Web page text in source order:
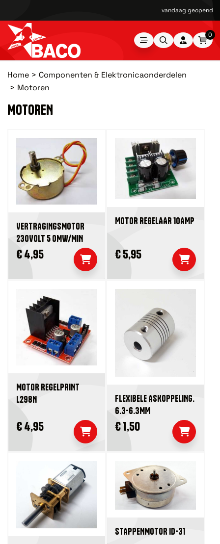
vandaag geopend
0
Home
Componenten & Elektronicaonderdelen
Motoren
MOTOREN
VERTRAGINGSMOTOR
230VOLT 5 OMW/MIN
€ 4,95
MOTOR REGELAAR 10AMP
€ 5,95
MOTOR REGELPRINT
L298N
€ 4,95
FLEXIBELE ASKOPPELING.
6.3-6.3MM
€ 1,50
STAPPENMOTOR ID-31